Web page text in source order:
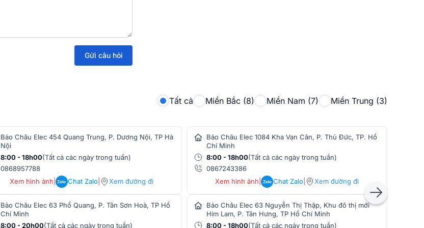
Gửi câu hỏi
Tất cả Miền Bắc (8) Miền Nam (7) Miền Trung (3)
Bảo Châu Elec 454 Quang Trung, P. Dương Nội, TP Hà
Nội
8:00 - 18h00(Tất cả các ngày trong tuần)
0868957788
Xem hình ảnh
Zalo Chat Zalo| Xem đường đi
Bảo Châu Elec 63 Phổ Quang, P. Tân Sơn Hoà, TP Hồ
Chí Minh
8:00 - 20h00(Tất cả các ngày trong tuần)
Bảo Châu Elec 1084 Kha Vạn Cân, P. Thủ Đức, TP. Hồ
Chí Minh
8:00 - 18h00(Tất cả các ngày trong tuần)
0867243386
Xem hình ảnh | Zalo Chat Zalo Xem đường đi
Bảo Châu Elec 63 Nguyễn Thị Thập, Khu đô thị mới
Him Lam, P. Tân Hưng, TP Hồ Chí Minh
8:00 - 18h00(Tất cả các ngày trong tuần)